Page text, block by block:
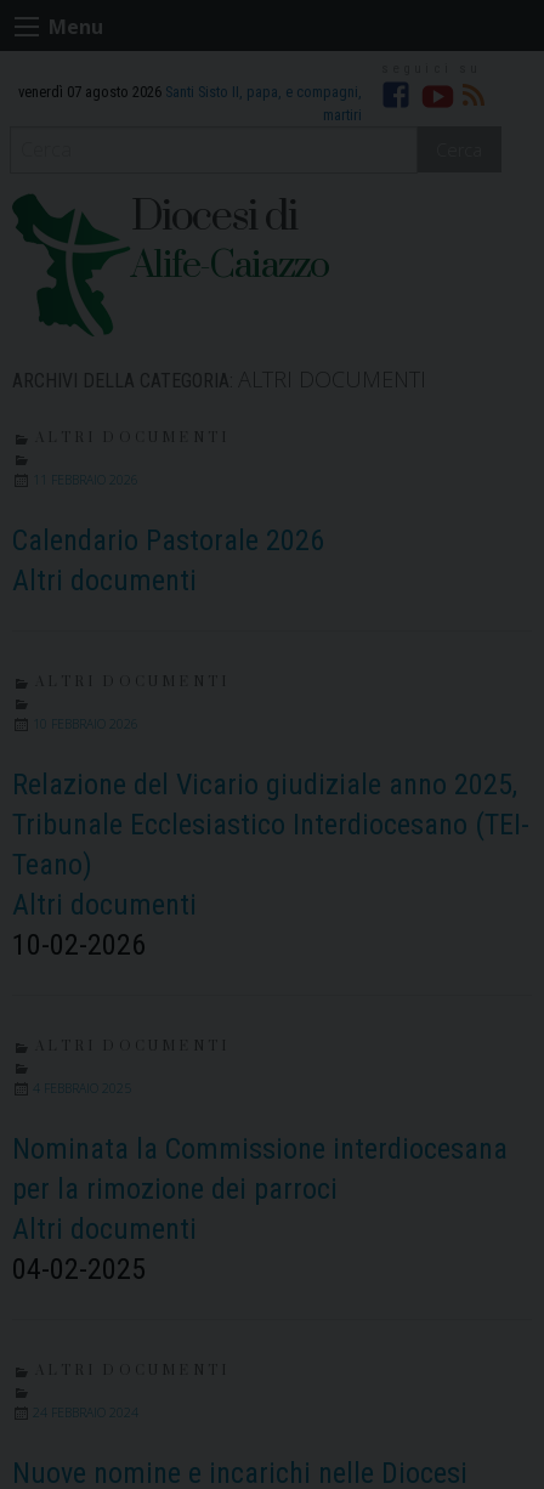
Skip
to
Menu
venerdì 07 agosto 2026 Santi Sisto II, papa, e compagni,
martiri
Facebook
Youtube
RSS
Diocesi di
Alife-Caiazzo
11 FEBBRAIO 2026
Calendario Pastorale 2026
Altri documenti
10 FEBBRAIO 2026
Relazione del Vicario giudiziale anno 2025,
Tribunale Ecclesiastico Interdiocesano (TEI-
Teano)
Altri documenti
10-02-2026
4 FEBBRAIO 2025
Nominata la Commissione interdiocesana
per la rimozione dei parroci
Altri documenti
04-02-2025
24 FEBBRAIO 2024
Nuove nomine e incarichi nelle Diocesi